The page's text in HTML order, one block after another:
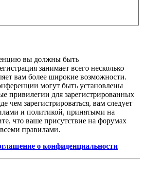
вы должны быть
занимает всего несколько
вам более широкие возможности.
могут быть установлены
привилегии для зарегистрированных
чем зарегистрироваться, вам следует
и политикой, принятыми на
что ваше присутствие на форумах
всеми правилами.
о конфиденциальности